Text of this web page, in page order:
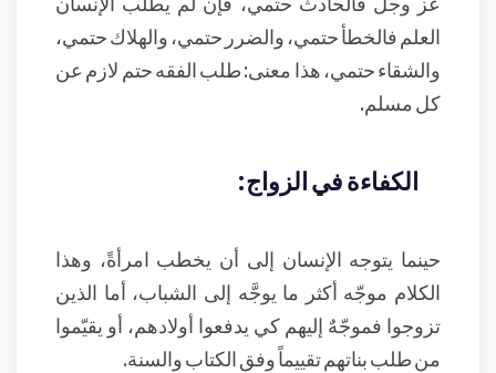
العلم فالخطأ حتمي، والضرر حتمي، والهلاك حتمي،
والشقاء حتمي، هذا معنى: طلب الفقه حتم لازم عن
كل مسلم.
الكفاءة في الزواج:
حينما يتوجه الإنسان إلى أن يخطب امرأةً، وهذا
الكلام موجّه أكثر ما يوجَّه إلى الشباب، أما الذين
تزوجوا فموجّهٌ إليهم كي يدفعوا أولادهم، أو يقيّموا
من طلب بناتهم تقييماً وفق الكتاب والسنة.